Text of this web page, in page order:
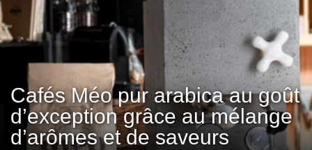
Cafés Méo pur arabica au goût
d’exception grâce au mélange
d’arômes et de saveurs